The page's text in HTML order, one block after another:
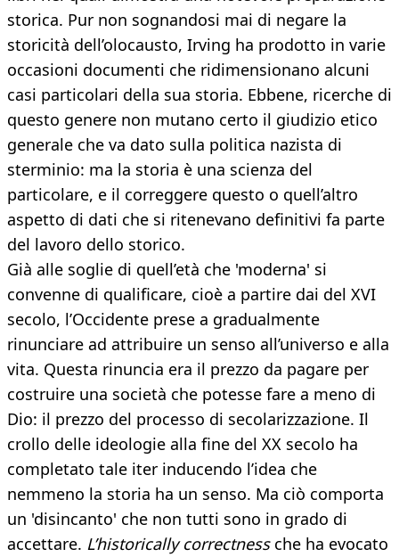
storica. Pur non sognandosi mai di negare la
storicità dell’olocausto, Irving ha prodotto in varie
occasioni documenti che ridimensionano alcuni
casi particolari della sua storia. Ebbene, ricerche di
questo genere non mutano certo il giudizio etico
generale che va dato sulla politica nazista di
sterminio: ma la storia è una scienza del
particolare, e il correggere questo o quell’altro
aspetto di dati che si ritenevano definitivi fa parte
del lavoro dello storico.
Già alle soglie di quell’età che 'moderna' si
convenne di qualificare, cioè a partire dai del XVI
secolo, l’Occidente prese a gradualmente
rinunciare ad attribuire un senso all’universo e alla
vita. Questa rinuncia era il prezzo da pagare per
costruire una società che potesse fare a meno di
Dio: il prezzo del processo di secolarizzazione. Il
crollo delle ideologie alla fine del XX secolo ha
completato tale iter inducendo l’idea che
nemmeno la storia ha un senso. Ma ciò comporta
un 'disincanto' che non tutti sono in grado di
accettare. L’historicallycorrectnessche ha evocato